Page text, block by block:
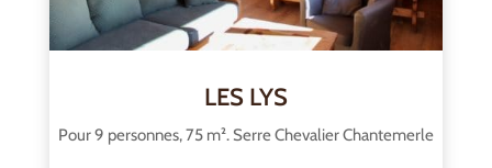
LES LYS
Pour 9 personnes, 75 m². Serre Chevalier Chantemerle